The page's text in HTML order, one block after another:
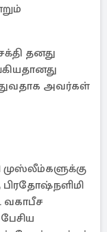
தனது
அவர்கள்
முஸ்லீம்களுக்கு
பிரதோஷ்நளிமி
வகாபீச